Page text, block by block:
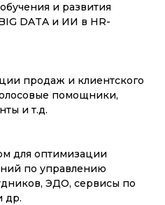
и развития
DATA и ИИ в HR-
продаж и клиентского
помощники,
и т.д.
для оптимизации
по управлению
ЭДО, сервисы по
др.